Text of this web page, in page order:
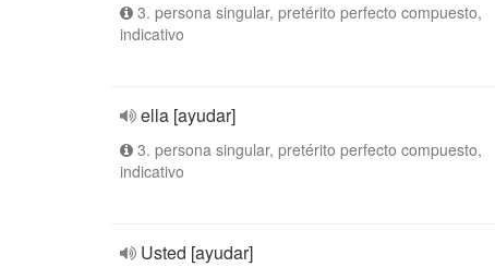
3. persona singular, pretérito perfecto compuesto,
indicativo
ella [ayudar]
3. persona singular, pretérito perfecto compuesto,
indicativo
Usted [ayudar]